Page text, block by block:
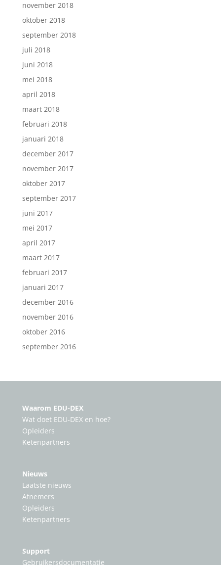
november 2018
oktober 2018
september 2018
juli 2018
juni 2018
mei 2018
april 2018
maart 2018
februari 2018
januari 2018
december 2017
november 2017
oktober 2017
september 2017
juni 2017
mei 2017
april 2017
maart 2017
februari 2017
januari 2017
december 2016
november 2016
oktober 2016
september 2016
Waarom EDU-DEX
Wat doet EDU-DEX en hoe?
Opleiders
Ketenpartners
Nieuws
Laatste nieuws
Afnemers
Opleiders
Ketenpartners
Support
Gebruikersdocumentatie